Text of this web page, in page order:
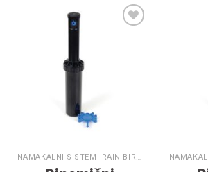
NAMAKALNI SISTEMI RAIN BIRD